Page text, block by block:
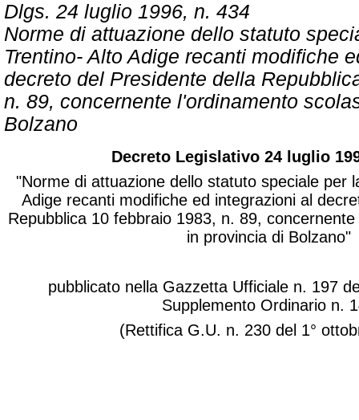
Dlgs. 24 luglio 1996, n. 434
Norme di attuazione dello statuto
Trentino- Alto Adige recanti modifiche
decreto del Presidente della
n. 89, concernente l'ordinamento
Bolzano
Decreto Legislativo 24 luglio
"Norme di attuazione dello statuto speciale per
Adige recanti modifiche ed integrazioni al
Repubblica 10 febbraio 1983, n. 89,
in provincia di Bolzano"
pubblicato nella Gazzetta Ufficiale n. 197
Supplemento Ordinario n.
(Rettifica G.U. n. 230 del 1°